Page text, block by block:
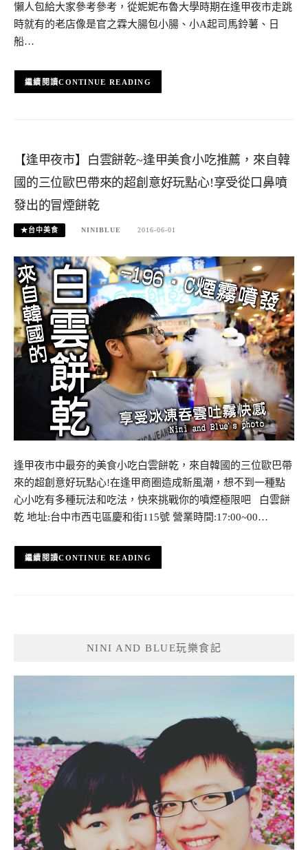
懶人包給大家參考參考，從妮妮布魯大學時期在逢甲夜市走跳
時就有的老店像是官之霖大腸包小腸、小A起司馬鈴薯、日
船…
CONTINUE READING
【逢甲夜市】白雲餅乾~逢甲美食小吃推薦，來自韓
國的三位歐巴帶來的超創意好玩點心!享受從口鼻噴
發出的冒煙餅乾
★台中美食 NINIBLUE 2016-06-01
逢甲夜市中最夯的美食小吃白雲餅乾，來自韓國的三位歐巴帶
來的超創意好玩點心!在逢甲商圈造成新風潮，想不到一種點
心小吃有多種玩法和吃法，快來挑戰你的噴煙極限吧 白雲餅
乾 地址:台中市西屯區慶和街115號 營業時間:17:00~00…
CONTINUE READING
NINI AND BLUE玩樂食記